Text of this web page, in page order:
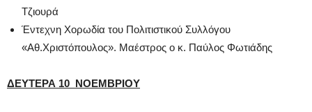
Τζιουρά
Έντεχνη Χορωδία του Πολιτιστικού Συλλόγου
«Αθ.Χριστόπουλος». Μαέστρος ο κ. Παύλος Φωτιάδης
ΔΕΥΤΕΡΑ 10 ΝΟΕΜΒΡΙΟΥ